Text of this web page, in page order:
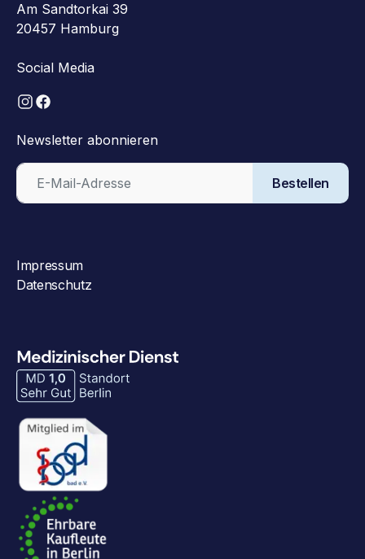
Am Sandtorkai 39
20457 Hamburg
Social Media
Newsletter abonnieren
Bestellen
Impressum
Datenschutz